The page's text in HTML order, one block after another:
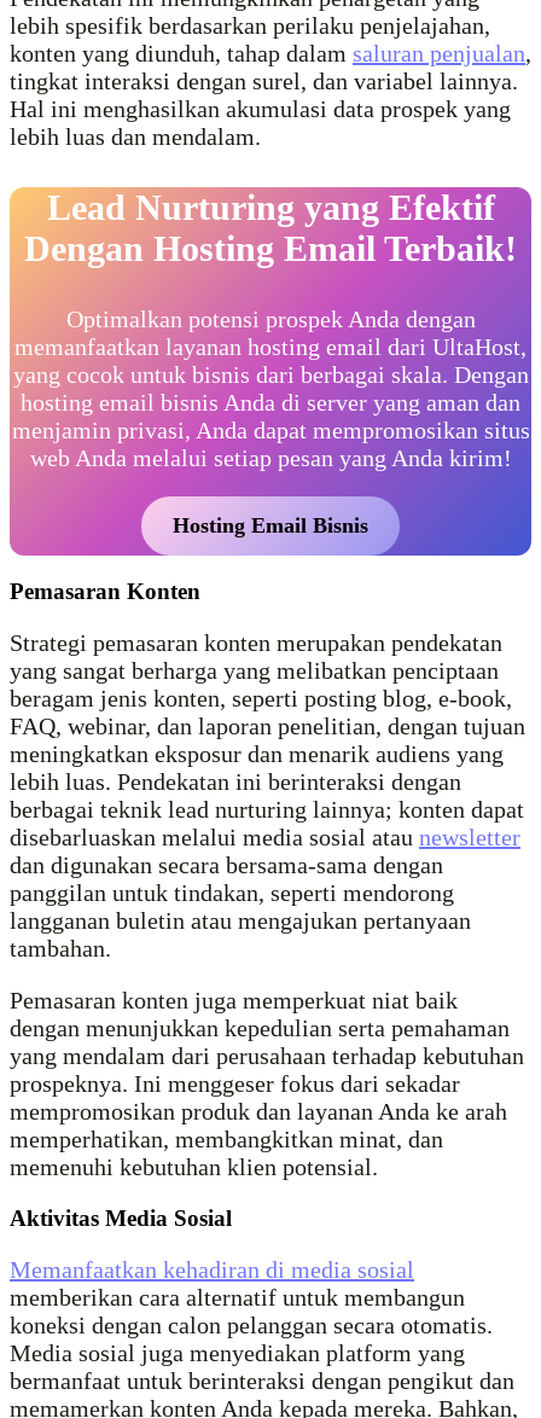
lebih spesifik berdasarkan perilaku penjelajahan,
konten yang diunduh, tahap dalam saluran penjualan,
tingkat interaksi dengan surel, dan variabel lainnya.
Hal ini menghasilkan akumulasi data prospek yang
lebih luas dan mendalam.
Lead Nurturing yang Efektif
Dengan Hosting Email Terbaik!
Optimalkan potensi prospek Anda dengan
memanfaatkan layanan hosting email dari UltaHost,
yang cocok untuk bisnis dari berbagai skala. Dengan
hosting email bisnis Anda di server yang aman dan
menjamin privasi, Anda dapat mempromosikan situs
web Anda melalui setiap pesan yang Anda kirim!
Hosting Email Bisnis
Pemasaran Konten
Strategi pemasaran konten merupakan pendekatan
yang sangat berharga yang melibatkan penciptaan
beragam jenis konten, seperti posting blog, e-book,
FAQ, webinar, dan laporan penelitian, dengan tujuan
meningkatkan eksposur dan menarik audiens yang
lebih luas. Pendekatan ini berinteraksi dengan
berbagai teknik lead nurturing lainnya; konten dapat
disebarluaskan melalui media sosial atau newsletter
dan digunakan secara bersama-sama dengan
panggilan untuk tindakan, seperti mendorong
langganan buletin atau mengajukan pertanyaan
tambahan.
Pemasaran konten juga memperkuat niat baik
dengan menunjukkan kepedulian serta pemahaman
yang mendalam dari perusahaan terhadap kebutuhan
prospeknya. Ini menggeser fokus dari sekadar
mempromosikan produk dan layanan Anda ke arah
memperhatikan, membangkitkan minat, dan
memenuhi kebutuhan klien potensial.
Aktivitas Media Sosial
Memanfaatkan kehadiran di media sosial
memberikan cara alternatif untuk membangun
koneksi dengan calon pelanggan secara otomatis.
Media sosial juga menyediakan platform yang
bermanfaat untuk berinteraksi dengan pengikut dan
memamerkan konten Anda kepada mereka. Bahkan,